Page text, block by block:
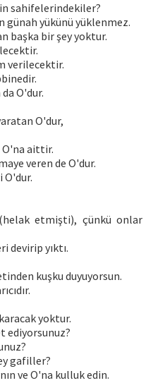
sahifelerindekiler?
günah yükünü yüklenmez.
başka bir şey yoktur.
verilecektir.
O'dur.
O'dur,
O'na aittir.
veren de O'dur.
O'dur.
etmişti), çünkü onlar
devirip yıktı.
kuşku duyuyorsun.
yoktur.
ediyorsunuz?
gafiller?
ve O'na kulluk edin.